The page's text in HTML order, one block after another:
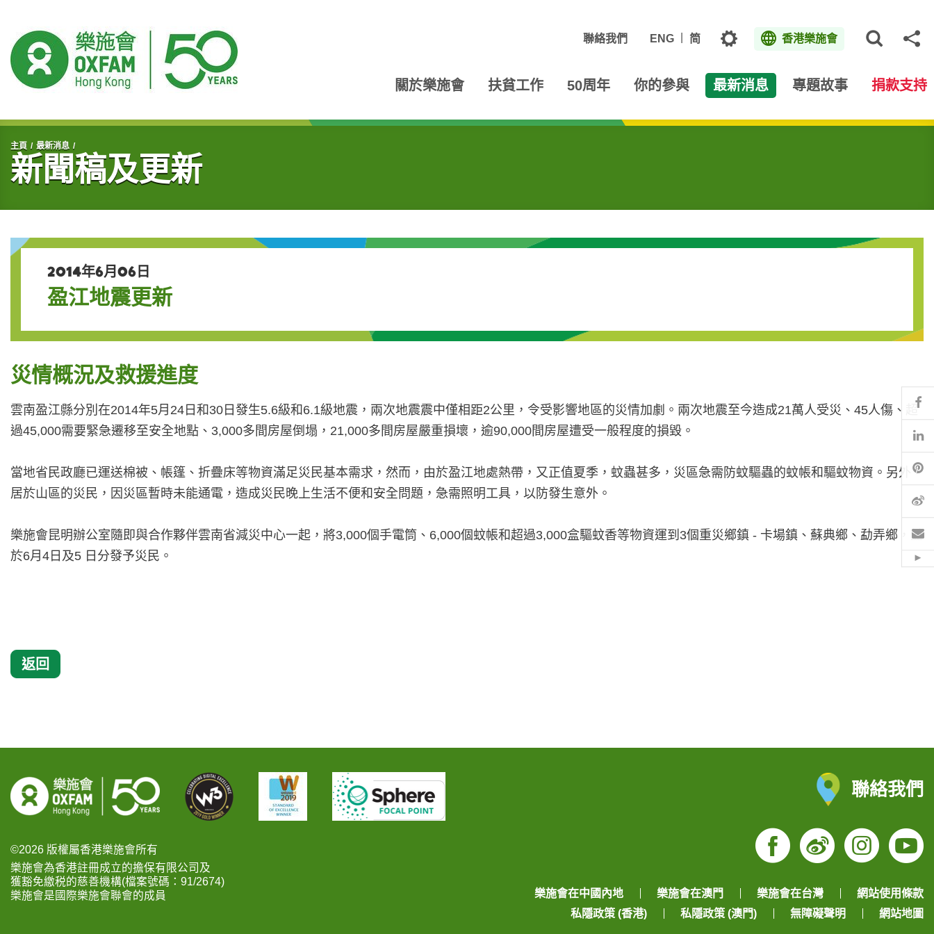
聯絡我們 ENG 简 主題 香港樂施會
關於樂施會 扶貧工作 50周年 你的參與 最新消息 專題故事 捐款支持
開始主要內容
主頁 最新消息
新聞稿及更新
2014年6月06日
盈江地震更新
災情概況及救援進度
雲南盈江縣分別在2014年5月24日和30日發生5.6級和6.1級地震，兩次地震震中僅相距2公里，令受影響地區的災情加劇。兩次地震至今造成21萬人受災、45人傷、超
過45,000需要緊急遷移至安全地點、3,000多間房屋倒塌，21,000多間房屋嚴重損壞，逾90,000間房屋遭受一般程度的損毀。
當地省民政廳已運送棉被、帳篷、折疊床等物資滿足災民基本需求，然而，由於盈江地處熱帶，又正值夏季，蚊蟲甚多，災區急需防蚊驅蟲的蚊帳和驅蚊物資。另外，
居於山區的災民，因災區暫時未能通電，造成災民晚上生活不便和安全問題，急需照明工具，以防發生意外。
樂施會昆明辦公室隨即與合作夥伴雲南省減災中心一起，將3,000個手電筒、6,000個蚊帳和超過3,000盒驅蚊香等物資運到3個重災鄉鎮 - 卡場鎮、蘇典鄉、勐弄鄉，並
於6月4日及5 日分發予災民。
返回
©2026 版權屬香港樂施會所有
樂施會為香港註冊成立的擔保有限公司及
獲豁免繳税的慈善機構(檔案號碼：91/2674)
樂施會是國際樂施會聯會的成員
聯絡我們
Facebook
Weibo
樂施會在中國內地 樂施會在澳門 樂施會在台灣
網站使用條款
私隱政策 (香港)
私隱政策 (澳門) 無障礙聲明 網站地圖